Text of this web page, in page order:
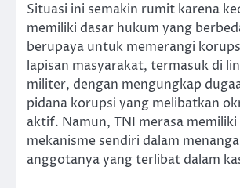
Situasi ini semakin rumit karena
memiliki dasar hukum yang
berupaya untuk memerangi
lapisan masyarakat, termasuk di
militer, dengan mengungkap
pidana korupsi yang melibatkan
aktif. Namun, TNI merasa
mekanisme sendiri dalam
anggotanya yang terlibat dalam